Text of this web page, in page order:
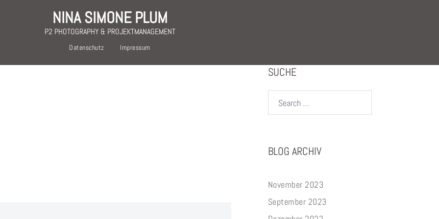
NINA SIMONE PLUM
P2 PHOTOGRAPHY & PROJEKTMANAGEMENT
Datenschutz Impressum
SUCHE
BLOG ARCHIV
November 2023
September 2023